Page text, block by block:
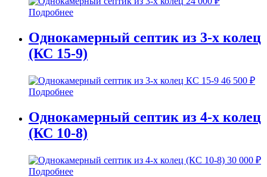
Подробнее
Однокамерный септик из 3-х колец
(КС 15-9)
46 500 ₽
Подробнее
Однокамерный септик из 4-х колец
(КС 10-8)
30 000 ₽
Подробнее